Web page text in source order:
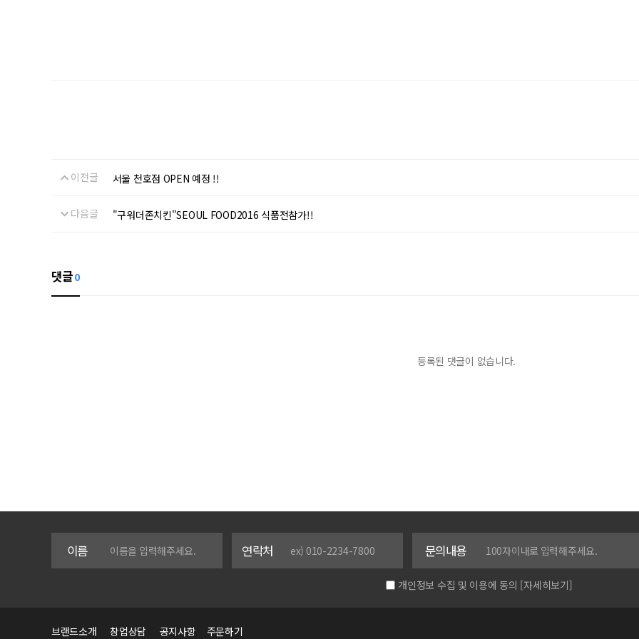
이전글 서울 천호점 OPEN 예정 !!
다음글 "구워더존치킨"SEOUL FOOD2016 식품전참가!!
댓글0
등록된 댓글이 없습니다.
이름 연락처 문의내용
개인정보 수집 및 이용에 동의 [자세히보기]
브랜드소개 창업상담 공지사항 주문하기